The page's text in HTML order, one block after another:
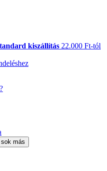
kiszállítás 22.000 Ft-tól